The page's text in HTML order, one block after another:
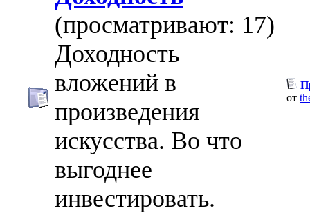
(просматривают: 17)
Доходность
вложений в
произведения
искусства. Во что
выгоднее
инвестировать.
от